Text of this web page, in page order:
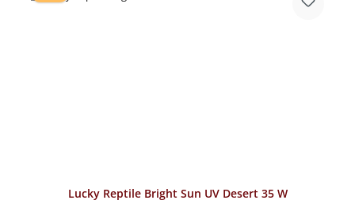
Lucky Reptile Bright Sun UV Desert 35 W